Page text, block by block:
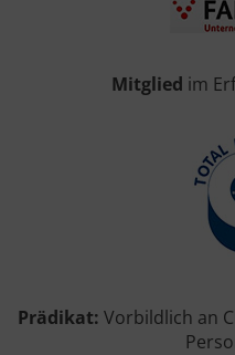
Mitglied im
Prädikat: Vorbildlich an